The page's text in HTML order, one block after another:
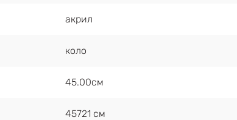
акрил
коло
45.00см
45721 см